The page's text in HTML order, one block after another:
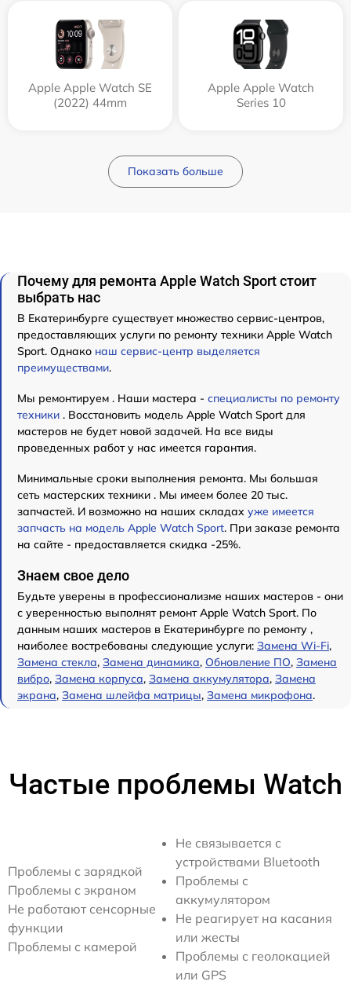
Apple Apple Watch SE
(2022) 44mm
Apple Apple Watch
Series 10
Показать больше
Почему для ремонта Apple Watch Sport стоит
выбрать нас
В Екатеринбурге существует множество сервис-центров,
предоставляющих услуги по ремонту техники Apple Watch
Sport. Однако наш сервис-центр выделяется
преимуществами.
Мы ремонтируем . Наши мастера - специалисты по ремонту
техники . Восстановить модель Apple Watch Sport для
мастеров не будет новой задачей. На все виды
проведенных работ у нас имеется гарантия.
Минимальные сроки выполнения ремонта. Мы большая
сеть мастерских техники . Мы имеем более 20 тыс.
запчастей. И возможно на наших складах уже имеется
запчасть на модель Apple Watch Sport. При заказе ремонта
на сайте - предоставляется скидка -25%.
Знаем свое дело
Будьте уверены в профессионализме наших мастеров - они
с уверенностью выполнят ремонт Apple Watch Sport. По
данным наших мастеров в Екатеринбурге по ремонту ,
наиболее востребованы следующие услуги: Замена Wi-Fi,
Замена стекла, Замена динамика, Обновление ПО, Замена
вибро, Замена корпуса, Замена аккумулятора, Замена
экрана, Замена шлейфа матрицы, Замена микрофона.
Частые проблемы Watch
Проблемы с зарядкой
Проблемы с экраном
Не работают сенсорные
функции
Проблемы с камерой
Не связывается с
устройствами Bluetooth
Проблемы с
аккумулятором
Не реагирует на касания
или жесты
Проблемы с геолокацией
или GPS